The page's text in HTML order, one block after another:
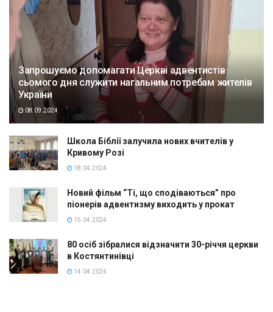
Запрошуємо допомагати Церкві адвентистів
сьомого дня служити нагальним потребам жителів
України
08.09.2024
Школа Біблії залучила нових вчителів у
Кривому Розі
18.04.2024
Новий фільм “Ті, що сподіваються” про
піонерів адвентизму виходить у прокат
15.04.2024
80 осіб зібралися відзначити 30-річчя церкви
в Костянтинівці
14.04.2024